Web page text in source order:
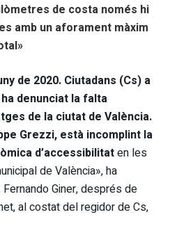
de costa només hi
amb un aforament màxim
de 2020. Ciutadans (Cs) a
denunciat la falta
de la ciutat de València.
Grezzi, està incomplint la
d’accessibilitaten les
de València», ha
Giner, després de
al costat del regidor de Cs,